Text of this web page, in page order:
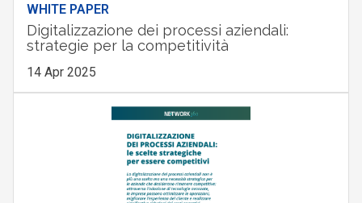
WHITE PAPER
Digitalizzazione dei processi aziendali:
strategie per la competitività
14 Apr 2025